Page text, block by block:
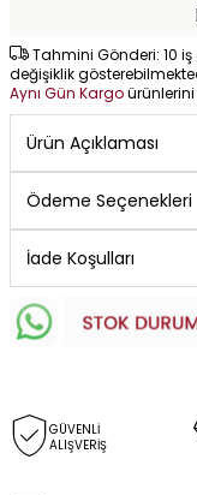
Tahmini Gönderi: 10
değişiklik
Aynı Gün Kargo
Ürün Açıklaması
Ödeme Seçenekleri
İade Koşulları
GÜVENLİ
ALIŞVERİŞ